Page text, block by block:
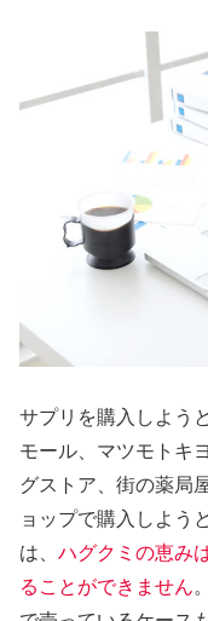
サプリを購入しよう
モール、マツモトキ
グストア、街の薬局
ョップで購入しよう
は、 ハグクミの恵み
ることができません